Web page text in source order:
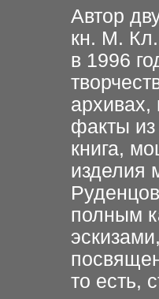
Автор
кн. М.
в 1996
факты из
книга,
изделия
полным
то есть,